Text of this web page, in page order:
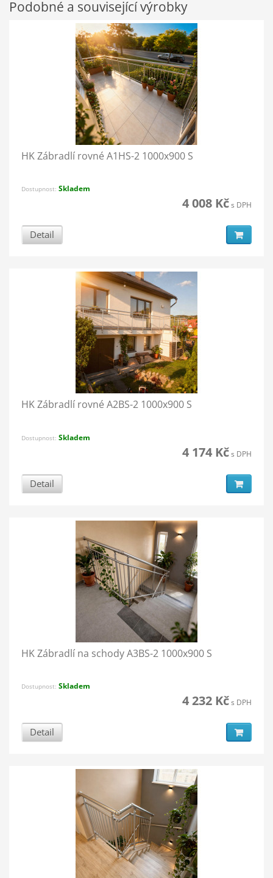
Podobné a související výrobky
HK Zábradlí rovné A1HS-2 1000x900 S
Dostupnost: Skladem
4 008 Kčs DPH
Detail
HK Zábradlí rovné A2BS-2 1000x900 S
Dostupnost: Skladem
4 174 Kčs DPH
Detail
HK Zábradlí na schody A3BS-2 1000x900 S
Dostupnost: Skladem
4 232 Kčs DPH
Detail